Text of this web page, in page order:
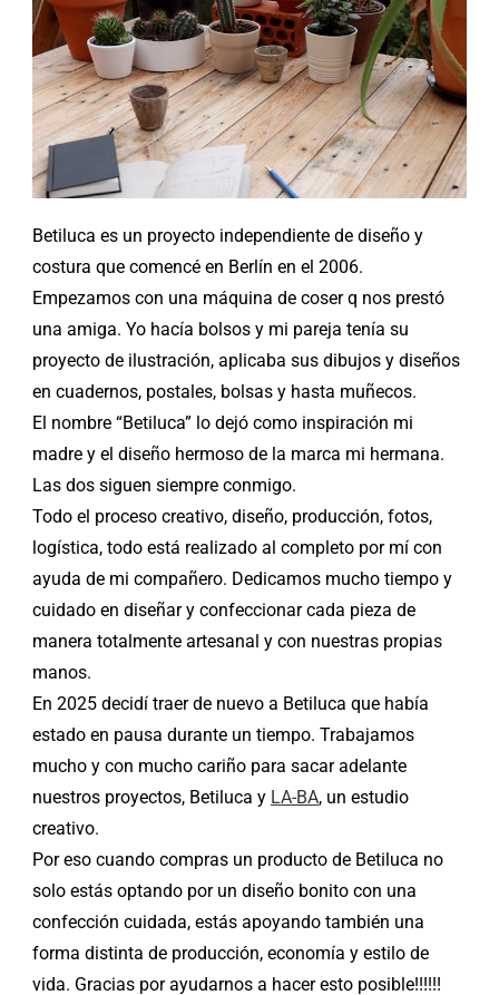
Betiluca es un proyecto independiente de diseño y
costura que comencé en Berlín en el 2006.
Empezamos con una máquina de coser q nos prestó
una amiga. Yo hacía bolsos y mi pareja tenía su
proyecto de ilustración, aplicaba sus dibujos y diseños
en cuadernos, postales, bolsas y hasta muñecos.
El nombre “Betiluca” lo dejó como inspiración mi
madre y el diseño hermoso de la marca mi hermana.
Las dos siguen siempre conmigo.
Todo el proceso creativo, diseño, producción, fotos,
logística, todo está realizado al completo por mí con
ayuda de mi compañero. Dedicamos mucho tiempo y
cuidado en diseñar y confeccionar cada pieza de
manera totalmente artesanal y con nuestras propias
manos.
En 2025 decidí traer de nuevo a Betiluca que había
estado en pausa durante un tiempo. Trabajamos
mucho y con mucho cariño para sacar adelante
nuestros proyectos, Betiluca y LA-BA, un estudio
creativo.
Por eso cuando compras un producto de Betiluca no
solo estás optando por un diseño bonito con una
confección cuidada, estás apoyando también una
forma distinta de producción, economía y estilo de
vida. Gracias por ayudarnos a hacer esto posible!!!!!!